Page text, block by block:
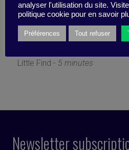
identity
Little Find - 5 minutes
Newsletter
analyser l'utilisation du site.
politique cookie pour en savoir
Préférences Tout refuser